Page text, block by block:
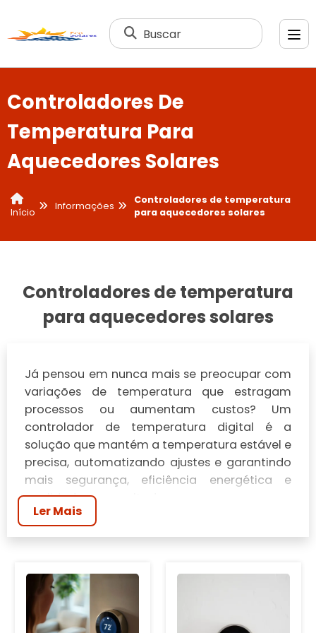
Buscar
Controladores De
Temperatura Para
Aquecedores Solares
Início
Informações
Controladores de temperatura
para aquecedores solares
Controladores de temperatura
para aquecedores solares
Já pensou em nunca mais se preocupar com
variações de temperatura que estragam
processos ou aumentam custos? Um
controlador de temperatura digital é a
solução que mantém a temperatura estável e
precisa, automatizando ajustes e garantindo
mais segurança, eficiência energética e
qualidade nos resultados.
Por que isso importa: com precisão digital
de energia; e o melhor, é possível escolher e
ajustar o aparelho para a sua necessidade —
você vai entender como funcionam as
Ler Mais